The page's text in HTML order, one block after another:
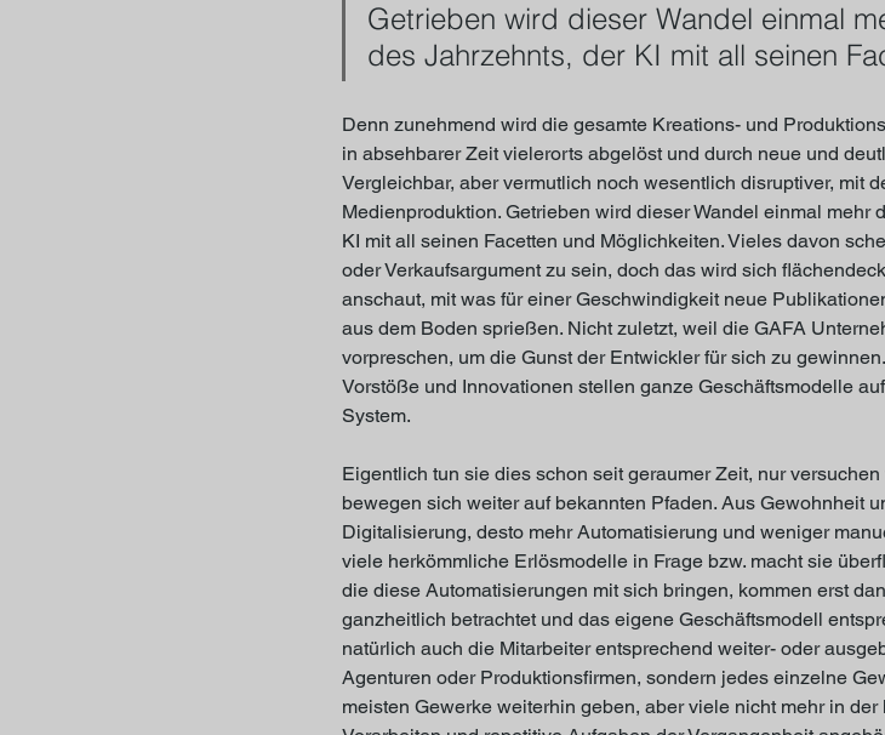
Getrieben wird dieser Wandel einmal
des Jahrzehnts, der KI mit all seinen
Denn zunehmend wird die gesamte Kreations- und
in absehbarer Zeit vielerorts abgelöst und durch neue und
Vergleichbar, aber vermutlich noch wesentlich disruptiver, mit
Medienproduktion. Getrieben wird dieser Wandel einmal mehr
KI mit all seinen Facetten und Möglichkeiten. Vieles davon
oder Verkaufsargument zu sein, doch das wird sich
anschaut, mit was für einer Geschwindigkeit neue
aus dem Boden sprießen. Nicht zuletzt, weil die GAFA
vorpreschen, um die Gunst der Entwickler für sich zu
Vorstöße und Innovationen stellen ganze Geschäftsmodelle
System.
Eigentlich tun sie dies schon seit geraumer Zeit, nur
bewegen sich weiter auf bekannten Pfaden. Aus Gewohnheit
Digitalisierung, desto mehr Automatisierung und weniger
viele herkömmliche Erlösmodelle in Frage bzw. macht sie
die diese Automatisierungen mit sich bringen, kommen erst
ganzheitlich betrachtet und das eigene Geschäftsmodell
natürlich auch die Mitarbeiter entsprechend weiter- oder
Agenturen oder Produktionsfirmen, sondern jedes einzelne
meisten Gewerke weiterhin geben, aber viele nicht mehr in